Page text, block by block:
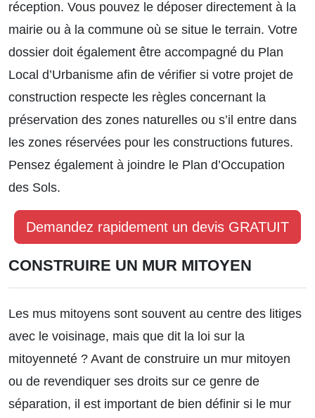
réception. Vous pouvez le déposer directement à la
mairie ou à la commune où se situe le terrain. Votre
dossier doit également être accompagné du Plan
Local d’Urbanisme afin de vérifier si votre projet de
construction respecte les règles concernant la
préservation des zones naturelles ou s’il entre dans
les zones réservées pour les constructions futures.
Pensez également à joindre le Plan d’Occupation
des Sols.
Demandez rapidement un devis GRATUIT
CONSTRUIRE UN MUR MITOYEN
Les mus mitoyens sont souvent au centre des litiges
avec le voisinage, mais que dit la loi sur la
mitoyenneté ? Avant de construire un mur mitoyen
ou de revendiquer ses droits sur ce genre de
séparation, il est important de bien définir si le mur